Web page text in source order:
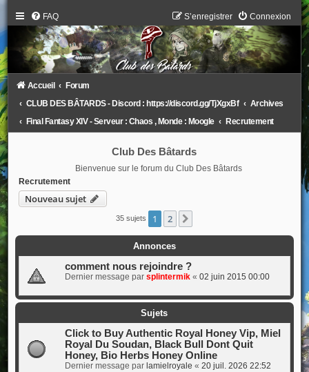
FAQ Connexion
S’enregistrer
Accueil
Forum
CLUB DES BÂTARDS - Discord : https://discord.gg/TjXgxBf
Archives
Final Fantasy XIV - Serveur : Chaos , Monde : Moogle
Recrutement
Club Des Bâtards
Bienvenue sur le forum du Club Des Bâtards
Recrutement
Nouveau sujet
35 sujets 1 2
Annonces
comment nous rejoindre ?
Dernier message par splintermik« 02 juin 2015 00:00
Sujets
Click to Buy Authentic Royal Honey Vip, Miel
Royal Du Soudan, Black Bull Dont Quit
Honey, Bio Herbs Honey Online
Dernier message par lamielroyale « 20 juil. 2026 22:52